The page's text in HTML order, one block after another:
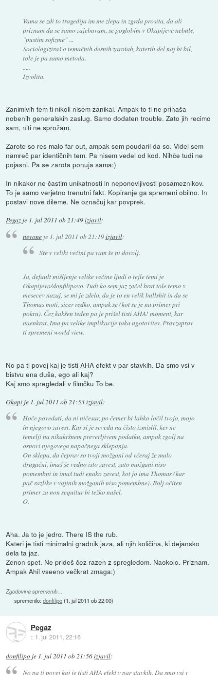
Vama se zdi to tragedija im me zlepa in zgrda prosita, da ali
priznam da se samo zajebavam, se poglobim v Okapijeve nebule,
"pustim sofizme" ...
Sociologiziraš o temačnih desnih zarotah, katerih del naj bi bil,
tole je pa samo metoda.
.....
Izvolita.
Zanimivih tem ti nikoli nisem zanikal. Ampak to ti ne prinaša
nobenih generalskih zaslug. Samo dodaten trouble. Zato jih recimo
sam, niti ne sprožam.
Zarote so res malo far out, ampak sem poudaril da so. Videl sem
namreč par identičnih tem. Pa nisem vedel od kod. Nihče tudi ne
pojasni. Pa se zarota ponuja sama:)
In nikakor ne častim unikatnosti in neponovljivosti posameznikov.
To je samo verjetno trenutni fakt. Kopiranje ga spremeni obilno. In
postavi nove dileme. Ne označuj kar povprek.
Pegaz je 1. jul 2011 ob 21:49izjavil:
nevoneje 1. jul 2011 ob 21:19izjavil:
Ste v veliki večini pa vam še ni dovolj.
Ja, default mišljenje velike večine ljudi o tejle temi je
Okapijevo/donfilipovo. Tudi ko sem jaz začel brat tole temo x
mesecev nazaj, se mi je zdelo, da je to en velik bullshit in da se
Thomas moti, sicer redko, ampak se (kot se je na primer pri
pokru). Čez kakšen teden pa je prišel tisti AHA! moment, kar
naenkrat. Ima pa velike implikacije taka ugotovitev. Pravzaprav
ti spremeni world view.
No pa ti povej kaj je tisti AHA efekt v par stavkih. Da smo vsi v
bistvu ena duša, ego ali kaj?
Kaj smo spregledali v filmčku To be.
Okapi je 1. jul 2011 ob 21:53izjavil:
Hoče povedati, da ni ničesar, po čemer bi lahko ločil tvojo, mojo
in njegovo zavest. Kar si je seveda na čisto izmislil, ker ne
temelji na nikakršnem preverljivem podatku, ampak zgolj na
osnovi njegovega napačnega sklepanja.
On sklepa, da čeprav so tvoji možgani od včeraj že malo
drugačni, imaš še vedno isto zavest, zato možgani niso
pomembni in imaš tudi enako zavest, kot jo ima Thomas (kar
pač razlike v vajinih možganih niso pomembne). Bolj očiten
primer za non sequitur bi težko našel.
O.
Aha. Ja to je jedro. There IS the rub.
Kateri je tisti minimalni gradnik jaza, ali njih količina, ki dejansko
dela ta jaz.
Zenon spet. Ne prideš čez razen z spregledom. Naokolo. Priznam.
Ampak Ahil vseeno večkrat zmaga:)
Zgodovina sprememb…
spremenilo:donfilipo(1. jul 2011 ob 22:00)
Pegaz
:: 1. jul 2011, 22:16
donfilipo je 1. jul 2011 ob 21:56izjavil:
No pa ti povej kaj je tisti AHA efekt v par stavkih. Da smo vsi v